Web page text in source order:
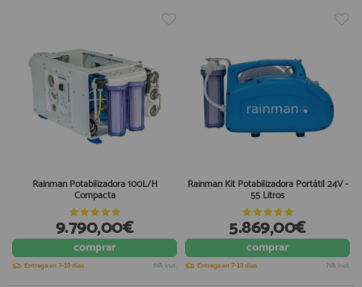
Rainman Potabilizadora 100L/H
Compacta
9.790,00€
comprar
Entrega en 7-10 días IVA incl.
Rainman Kit Potabilizadora Portátil 24V -
55 Litros
5.869,00€
comprar
Entrega en 7-10 días IVA incl.